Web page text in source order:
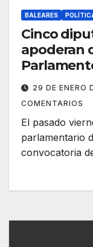
BALEARES
Cinco
apoderan
29 DE ENERO
COMENTARIOS
El pasado
parlamentario
convocatoria